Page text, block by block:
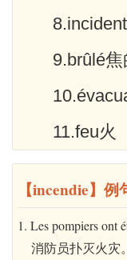
9.brûlé
11.feu火
【incendie】例
1. Les pompiers ont
消防员扑灭火灾。